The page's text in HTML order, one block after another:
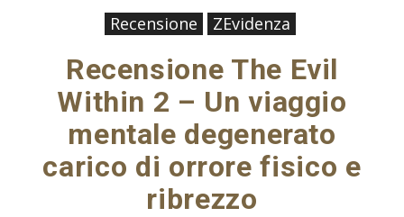
Recensione ZEvidenza
Recensione The Evil
Within 2 – Un viaggio
mentale degenerato
carico di orrore fisico e
ribrezzo